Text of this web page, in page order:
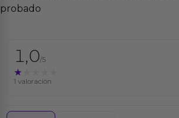
probado
1,0/5
★★★★★
★★★★★
1 valoración